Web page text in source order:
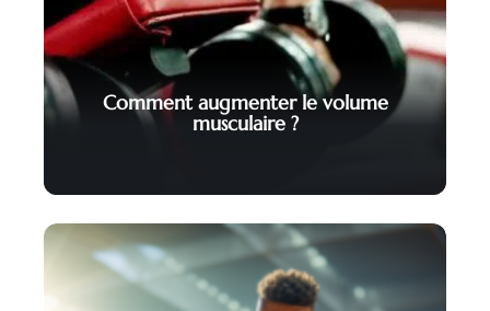
Comment augmenter le volume
musculaire ?